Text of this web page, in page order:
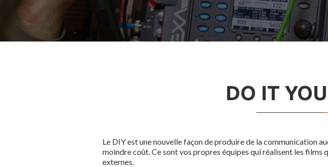
DO IT
Le DIY est une nouvelle façon de produire de la communication
moindre coût. Ce sont vos propres équipes qui réalisent les
externes.